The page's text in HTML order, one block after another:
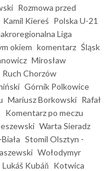
Rozmowa przed
Kamil Kiereś Polska U-21
Liga
okiem komentarz Śląsk
Mirosław
Ruch Chorzów
Górnik Polkowice
Mariusz Borkowski Rafał
Komentarz po meczu
Warta Sieradz
Stomil Olsztyn -
Wołodymyr
Lukáš Kubáň Kotwica